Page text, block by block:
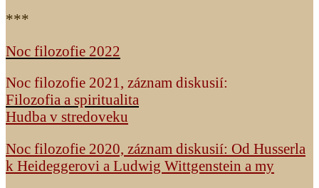
***
Noc filozofie 2022
Noc filozofie 2021, záznam diskusií:
Filozofia a spiritualita
Hudba v stredoveku
Noc filozofie 2020, záznam diskusií: Od Husserla
k Heideggerovi a Ludwig Wittgenstein a my